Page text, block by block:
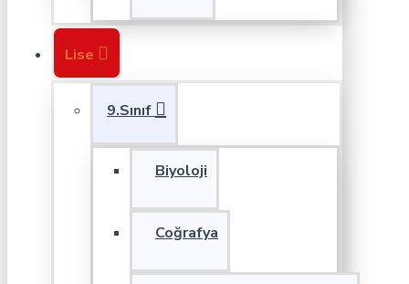
Lise
9.Sınıf
Biyoloji
Coğrafya